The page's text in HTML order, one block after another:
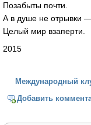
Позабыты почти.
А в душе не отрывки
Целый мир взаперти.
2015
Международный
Добавить